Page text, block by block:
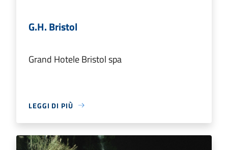
G.H. Bristol
Grand Hotele Bristol spa
LEGGI DI PIÙ